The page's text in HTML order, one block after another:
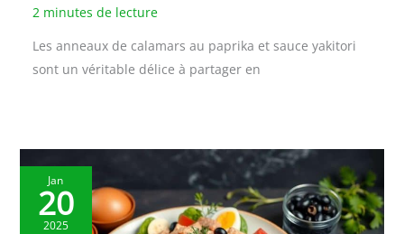
2 minutes de lecture
Les anneaux de calamars au paprika et sauce yakitori
sont un véritable délice à partager en
Jan
20
2025